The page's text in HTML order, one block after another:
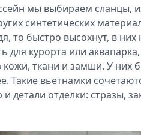
мы выбираем сланцы,
синтетических
то быстро высохнут, в них
для курорта или
ткани и замши. У них
Такие вьетнамки
детали отделки: стразы,